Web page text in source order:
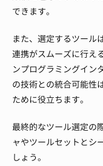
できます。
また、選定するツール
連携がスムーズに行え
ンプログラミングイン
の技術との統合可能性
ために役立ちます。
最終的なツール選定の
ャやツールセットとシ
しょう。